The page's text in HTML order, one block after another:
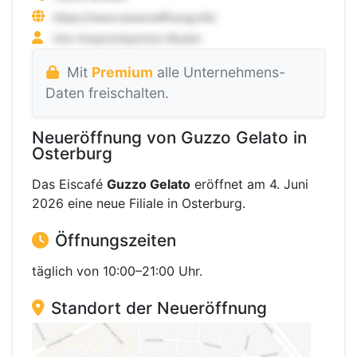
Mit Premium alle Unternehmens-
Daten freischalten.
Neueröffnung von Guzzo Gelato in
Osterburg
Das Eiscafé Guzzo Gelato eröffnet am 4. Juni
2026 eine neue Filiale in Osterburg.
Öffnungszeiten
täglich von 10:00–21:00 Uhr.
Standort der Neueröffnung